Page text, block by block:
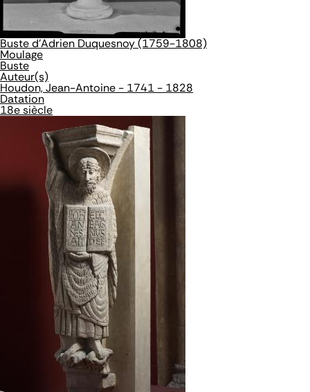
Buste d'Adrien Duquesnoy (1759-1808)
Moulage
Buste
Auteur(s)
Houdon, Jean-Antoine - 1741 - 1828
Datation
18e siècle